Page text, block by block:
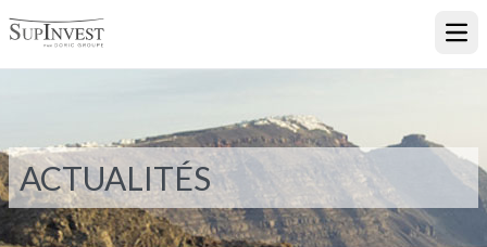
ACTUALITÉS